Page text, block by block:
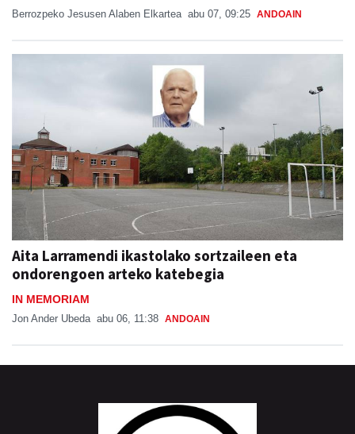
Berrozpeko Jesusen Alaben Elkartea abu 07, 09:25 ANDOAIN
Aita Larramendi ikastolako sortzaileen eta
ondorengoen arteko katebegia
IN MEMORIAM
Jon Ander Ubeda abu 06, 11:38 ANDOAIN